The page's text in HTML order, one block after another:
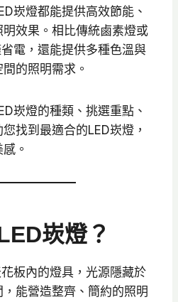
崁燈都能提供高效節能、
效果。相比傳統鹵素燈或
電，還能提供多種色溫與
的照明需求。
崁燈的種類、挑選重點、
找到最適合的LED崁燈，
。
崁燈？
板內的燈具，光源隱藏於
能營造整齊、簡約的照明